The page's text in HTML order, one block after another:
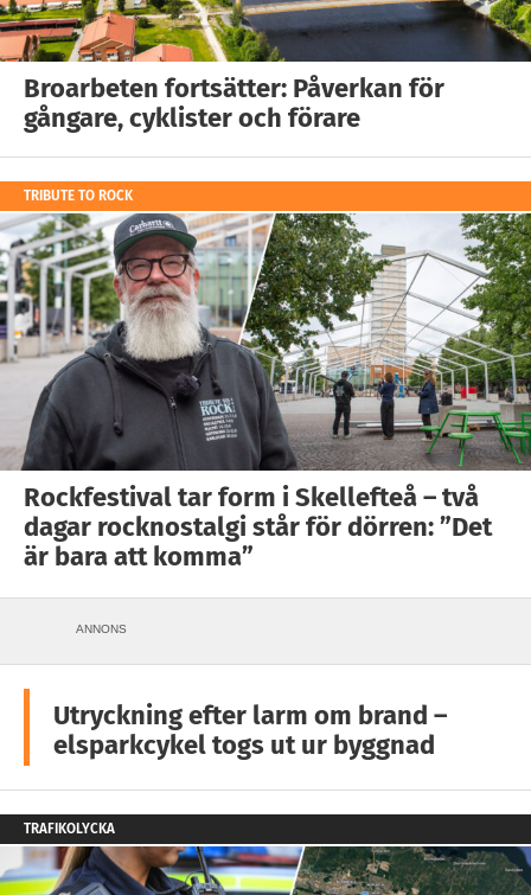
Broarbeten fortsätter: Påverkan för
gångare, cyklister och förare
TRIBUTE TO ROCK
Rockfestival tar form i Skellefteå – två
dagar rocknostalgi står för dörren: ”Det
är bara att komma”
ANNONS
Utryckning efter larm om brand –
elsparkcykel togs ut ur byggnad
TRAFIKOLYCKA